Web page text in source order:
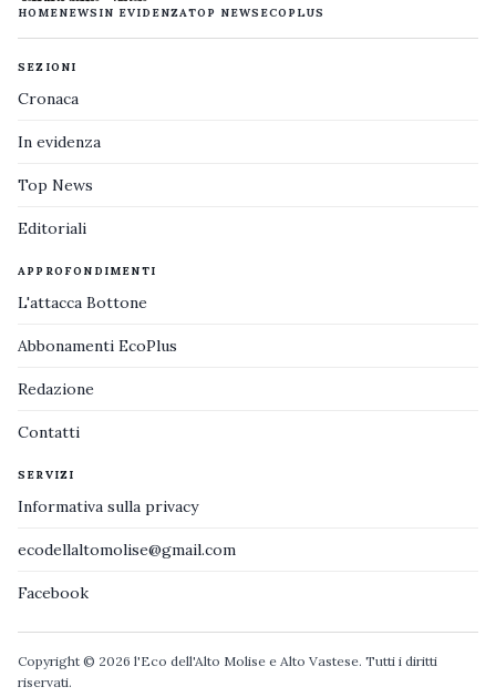
HOMENEWS IN EVIDENZATOP NEWS ECOPLUS
SEZIONI
Cronaca
In evidenza
Top News
Editoriali
APPROFONDIMENTI
L'attacca Bottone
Abbonamenti EcoPlus
Redazione
Contatti
SERVIZI
Informativa sulla privacy
ecodellaltomolise@gmail.com
Facebook
Copyright © 2026 l'Eco dell'Alto Molise e Alto Vastese. Tutti i diritti
riservati.